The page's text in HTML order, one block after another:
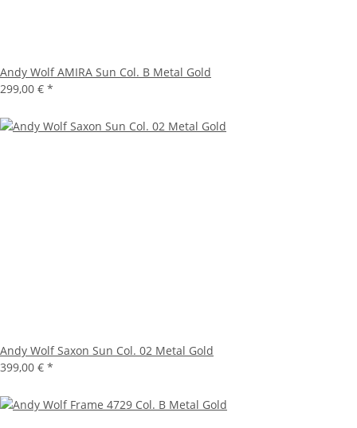
Andy Wolf AMIRA Sun Col. B Metal Gold
299,00 € *
Andy Wolf Saxon Sun Col. 02 Metal Gold
399,00 € *